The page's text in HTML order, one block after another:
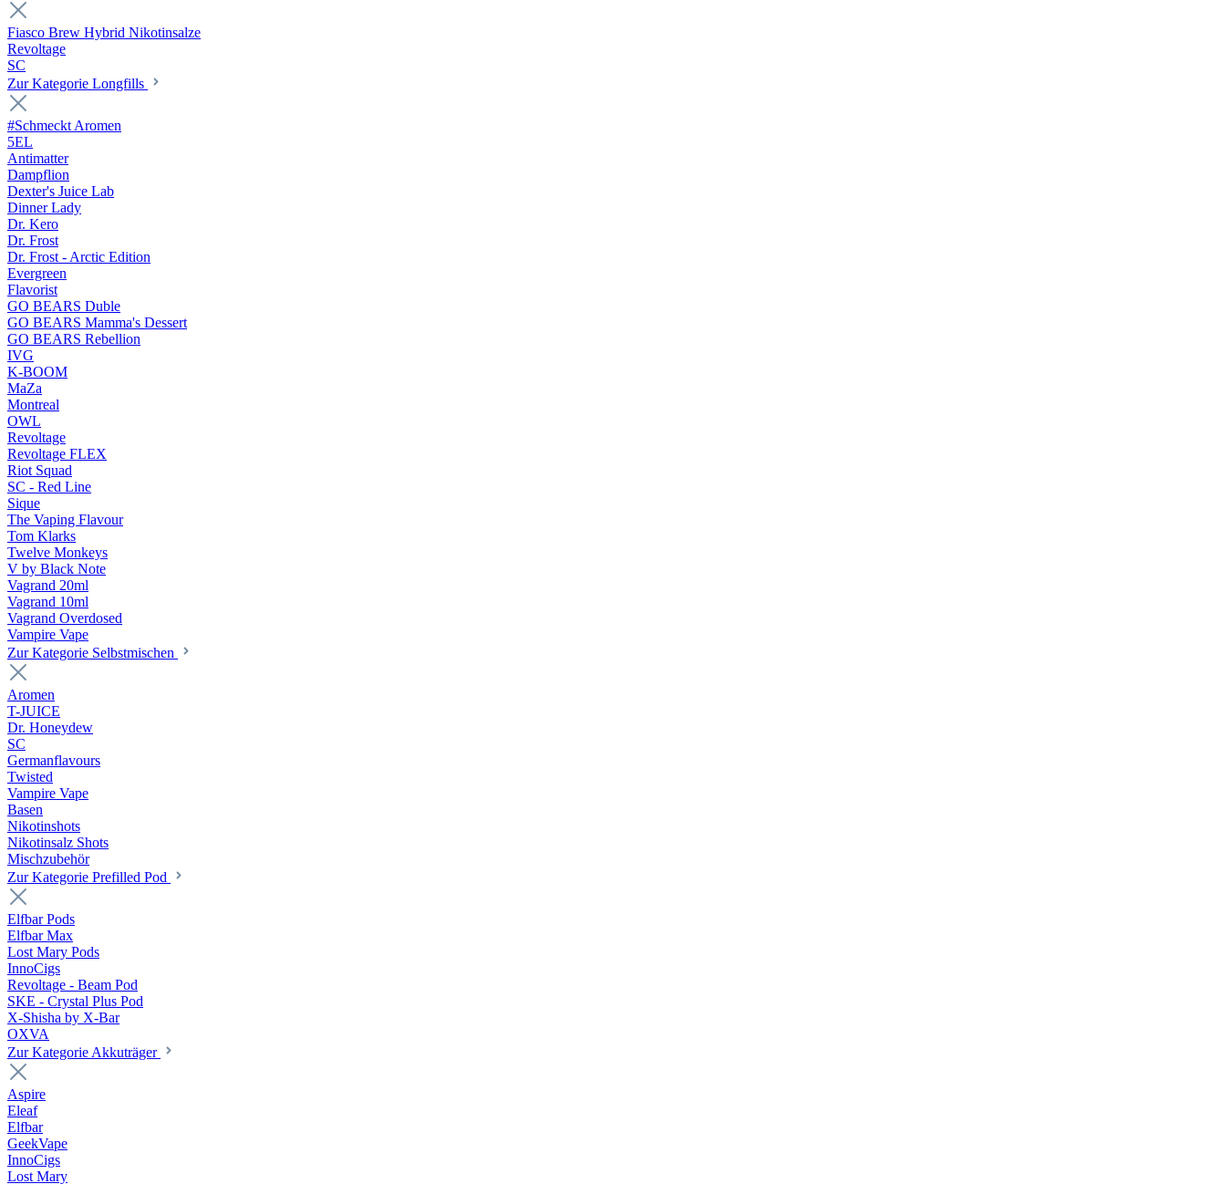
Fiasco Brew Hybrid Nikotinsalze
Revoltage
SC
Zur Kategorie Longfills
#Schmeckt Aromen
5EL
Antimatter
Dampflion
Dexter's Juice Lab
Dinner Lady
Dr. Kero
Dr. Frost
Dr. Frost - Arctic Edition
Evergreen
Flavorist
GO BEARS Duble
GO BEARS Mamma's Dessert
GO BEARS Rebellion
IVG
K-BOOM
MaZa
Montreal
OWL
Revoltage
Revoltage FLEX
Riot Squad
SC - Red Line
Sique
The Vaping Flavour
Tom Klarks
Twelve Monkeys
V by Black Note
Vagrand 20ml
Vagrand 10ml
Vagrand Overdosed
Vampire Vape
Zur Kategorie Selbstmischen
Aromen
T-JUICE
Dr. Honeydew
SC
Germanflavours
Twisted
Vampire Vape
Basen
Nikotinshots
Nikotinsalz Shots
Mischzubehör
Zur Kategorie Prefilled Pod
Elfbar Pods
Elfbar Max
Lost Mary Pods
InnoCigs
Revoltage - Beam Pod
SKE - Crystal Plus Pod
X-Shisha by X-Bar
OXVA
Zur Kategorie Akkuträger
Aspire
Eleaf
Elfbar
GeekVape
InnoCigs
Lost Mary